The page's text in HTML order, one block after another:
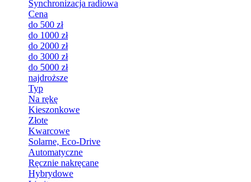
Synchronizacja radiowa
Cena
do 500 zł
do 1000 zł
do 2000 zł
do 3000 zł
do 5000 zł
najdroższe
Typ
Na rękę
Kieszonkowe
Złote
Kwarcowe
Solarne, Eco-Drive
Automatyczne
Ręcznie nakręcane
Hybrydowe